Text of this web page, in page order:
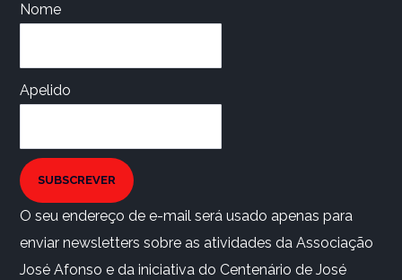
Nome
Apelido
SUBSCREVER
O seu endereço de e-mail será usado apenas para
enviar newsletters sobre as atividades da Associação
José Afonso e da iniciativa do Centenário de José